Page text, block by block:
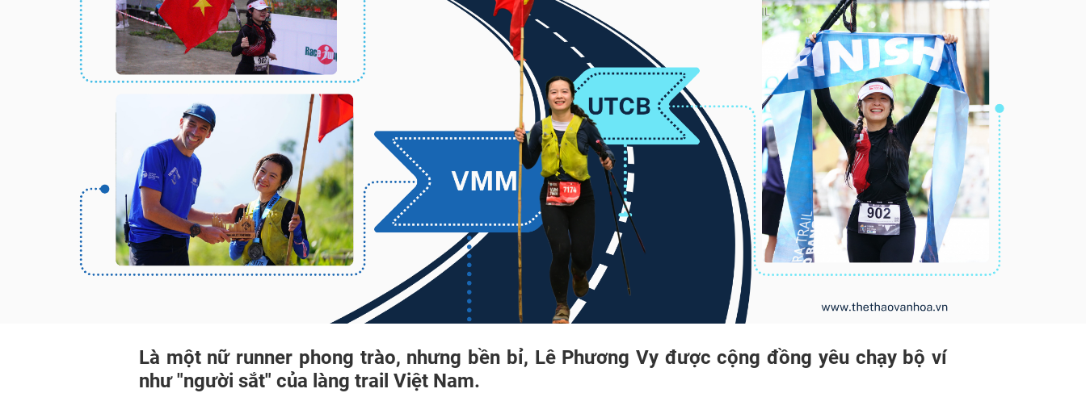
Là một nữ runner phong trào, nhưng bền bỉ, Lê Phương Vy được cộng đồng yêu chạy bộ ví
như "người sắt" của làng trail Việt Nam.